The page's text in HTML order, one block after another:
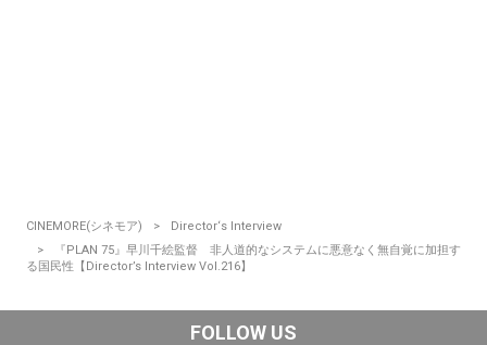
CINEMORE(シネモア)
Director‘s Interview
『PLAN 75』早川千絵監督 非人道的なシステムに悪意なく無自覚に加担す
る国民性【Director’s Interview Vol.216】
FOLLOW US